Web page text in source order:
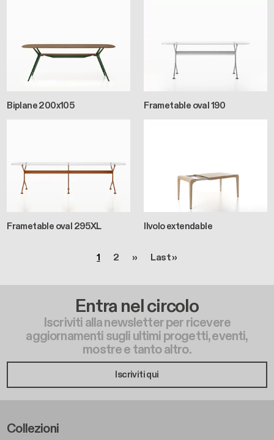
Biplane 200x105 Frametable oval 190
Frametable oval 295XL Ilvolo extendable
Pagina
1 Pagina
2 Pagina successiva
›› Ultima pagina
Last »
Entra nel circolo
Iscriviti alla newsletter per ricevere
aggiornamenti sugli ultimi progetti, eventi,
mostre e tanto altro.
Iscriviti qui
Footer Left Middle A
Collezioni